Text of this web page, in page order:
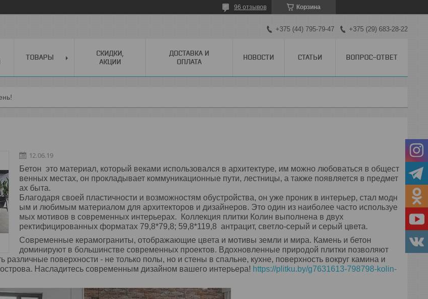
Корзина
96 отзывов
+375 (44) 795-79-47 +375 (29) 683-28-22
ТОВАРЫ
СКИДКИ,
АКЦИИ
ДОСТАВКА И
ОПЛАТА
НОВОСТИ СТАТЬИ ВОПРОС-ОТВЕТ
12.06.19
Бетон это материал, который веками использовался в архитектуре, им можно любоваться в общест
венных местах, он прокладывает коммуникационные пути, лестницы, а также появляется в предмет
ах быта.
Благодаря своей пластичности и возможностям обустройства, он уже проник в интерьер, стал модн
ым и любимым материалом для архитекторов и дизайнеров. Это один из наиболее часто используе
мых мотивов в современных интерьерах.
Коллекция плитки Колин выполнена в двух
ректифицированных форматах 79,8*79,8; 59,8*119,8 антрацит, светло-серый и серый цвета.
Современные керамограниты, отображающие цвета и мотивы земли и мира. Камень и бетон
доминируют в большинстве современных проектов. Вдохновленные природой плитки позволяют
различные поверхности - не только полы, но и стены в спальне, кухне, поверхность вокруг камина и
Насладитесь современным дизайном вашего интерьера! https://plitku.by/g7631613-798798-kolin-